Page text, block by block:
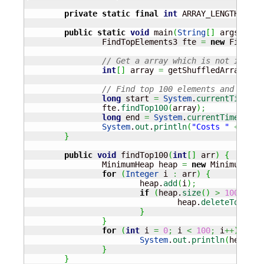
private static final int ARRAY_LENGTH
public static void main(String [ ] args
		FindTopElements3 fte
= new
// Get a array which is not in
int [ ] array = getShuffledArray
// Find top 100 elements and
long start = System.
		fte.
findTop100(array) ;
long end = System.
System. out . println( "Costs " +
}
public void findTop100(int [ ] arr)
{
		MinimumHeap heap
= new MinimumHeap
for
(Integer i : arr)
{
			heap.
add (i ) ;
if
( heap. size( ) > 100
				heap.
deleteTop
}
}
for
(int i = 0; i < 100; i++)
System. out . println( heap.
}
}